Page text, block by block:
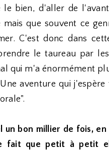
le bien, d'aller de
que souvent ce
C'est donc dans
le taureau par
qui m'a énormément
aventure qui j'espère
bon millier de fois, en
fait que petit à petit